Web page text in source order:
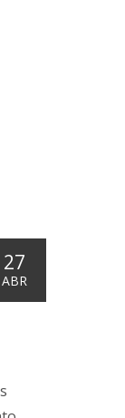
27
ABR